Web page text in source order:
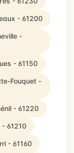
- 61200
-
- 61150
Fouquet -
- 61220
- 61210
- 61160